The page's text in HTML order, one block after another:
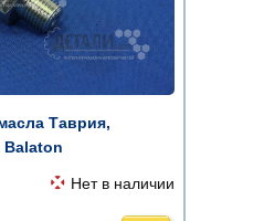
Таврия,
Balaton
Нет в наличии